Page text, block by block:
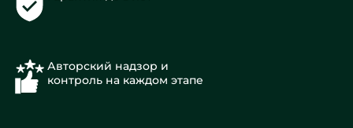
Авторский надзор и
контроль на каждом этапе